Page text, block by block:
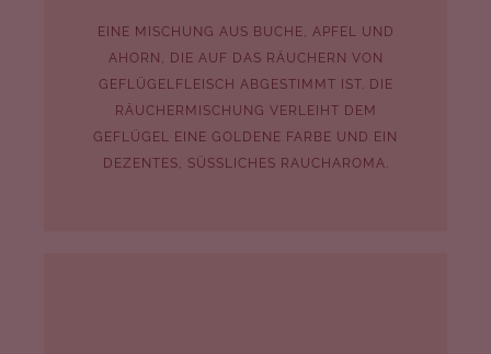
EINE MISCHUNG AUS BUCHE, APFEL UND
AHORN, DIE AUF DAS RÄUCHERN VON
GEFLÜGELFLEISCH ABGESTIMMT IST. DIE
RÄUCHERMISCHUNG VERLEIHT DEM
GEFLÜGEL EINE GOLDENE FARBE UND EIN
DEZENTES, SÜSSLICHES RAUCHAROMA.